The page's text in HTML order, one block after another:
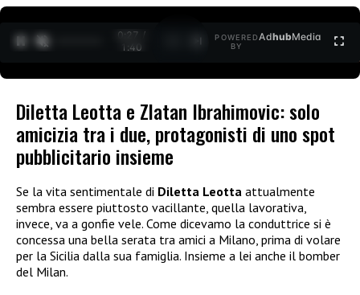
0:27 /
1:40
POWERED
BY
AdhubMedia
Diletta Leotta e Zlatan Ibrahimovic: solo
amicizia tra i due, protagonisti di uno spot
pubblicitario insieme
Se la vita sentimentale di Diletta Leotta attualmente
sembra essere piuttosto vacillante, quella lavorativa,
invece, va a gonfie vele. Come dicevamo la conduttrice si è
concessa una bella serata tra amici a Milano, prima di volare
per la Sicilia dalla sua famiglia. Insieme a lei anche il bomber
del Milan.